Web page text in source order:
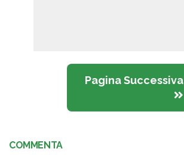
Pagina Successiva
COMMENTA